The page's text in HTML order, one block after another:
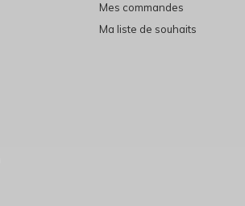
Mes commandes
Ma liste de souhaits